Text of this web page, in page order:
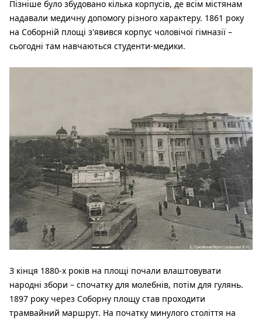
Пізніше було збудовано кілька корпусів, де всім містянам
надавали медичну допомогу різного характеру. 1861 року
на Соборній площі з'явився корпус чоловічої гімназії –
сьогодні там навчаються студенти-медики.
З кінця 1880-х років на площі почали влаштовувати
народні збори – спочатку для молебнів, потім для гулянь.
1897 року через Соборну площу став проходити
трамвайний маршрут. На початку минулого століття на